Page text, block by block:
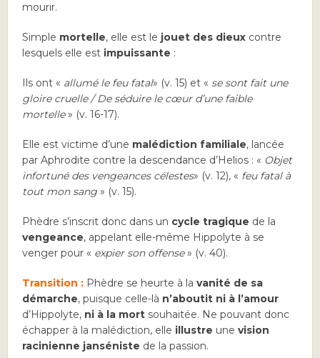
mourir.
Simple mortelle, elle est le jouet des dieux contre
lesquels elle est impuissante :
Ils ont « allumé le feu fatal» (v. 15) et « se sont fait une
gloire cruelle / De séduire le cœur d’une faible
mortelle» (v. 16-17).
Elle est victime d’une malédiction familiale, lancée
par Aphrodite contre la descendance d’Helios : « Objet
infortuné des vengeances célestes» (v. 12), « feu fatal à
tout mon sang » (v. 15).
Phèdre s’inscrit donc dans un cycle tragique de la
vengeance, appelant elle-même Hippolyte à se
venger pour « expier son offense» (v. 40).
Transition : Phèdre se heurte à lavanité de sa
démarche, puisque celle-là n’aboutit ni à l’amour
d’Hippolyte, ni à la mort souhaitée. Ne pouvant donc
échapper à la malédiction, elle illustre unevision
racinienne janséniste de la passion.